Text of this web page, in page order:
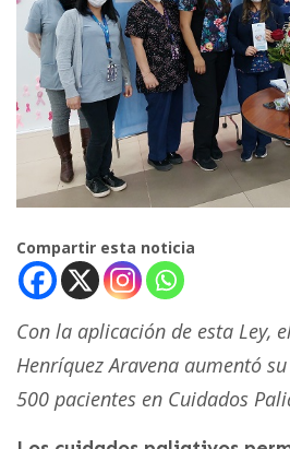
Compartir esta noticia
Con la aplicación de esta Ley,
Henríquez Aravena aumentó
500 pacientes en Cuidados